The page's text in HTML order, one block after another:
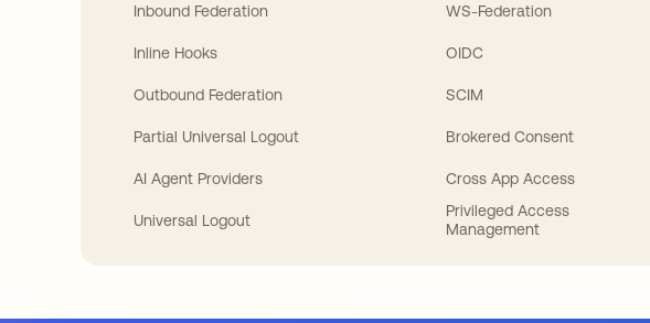
Inbound Federation
Inline Hooks
Outbound Federation
Partial Universal Logout
AI Agent Providers
Universal Logout
WS-Federation
OIDC
SCIM
Brokered Consent
Cross App Access
Privileged Access
Management